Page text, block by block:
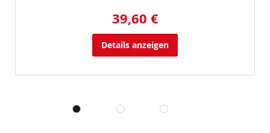
39,60 €
Details anzeigen